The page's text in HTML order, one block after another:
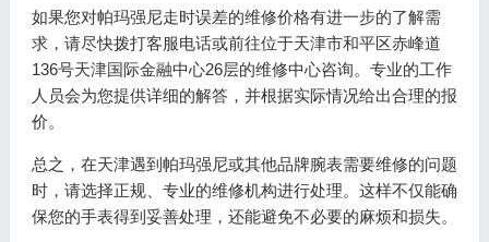
如果您对帕玛强尼走时误差的维修价格有进一步的了解需
求，请尽快拨打客服电话或前往位于天津市和平区赤峰道
136号天津国际金融中心26层的维修中心咨询。专业的工作
人员会为您提供详细的解答，并根据实际情况给出合理的报
价。
总之，在天津遇到帕玛强尼或其他品牌腕表需要维修的问题
时，请选择正规、专业的维修机构进行处理。这样不仅能确
保您的手表得到妥善处理，还能避免不必要的麻烦和损失。